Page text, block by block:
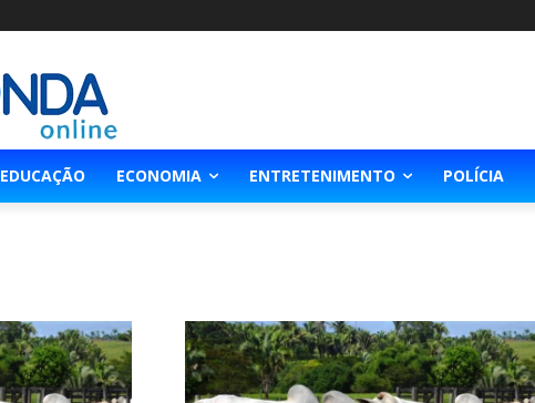
EDUCAÇÃO ECONOMIA ENTRETENIMENTO POLÍCIA